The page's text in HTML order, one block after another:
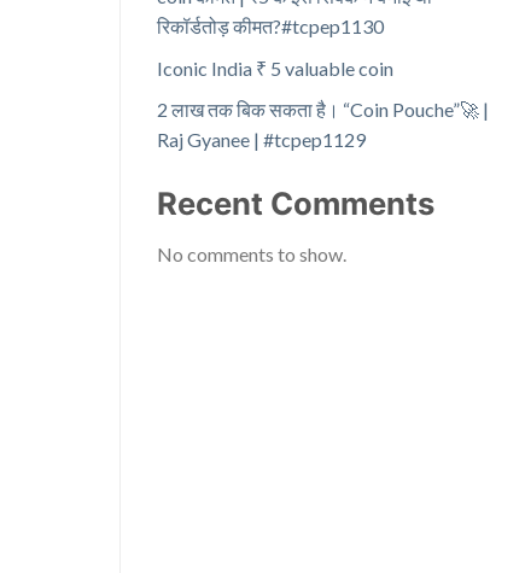
रिकॉर्डतोड़ कीमत?#tcpep1130
Iconic India ₹ 5 valuable coin
2 लाख तक बिक सकता है। “Coin Pouche”🚀 |
Raj Gyanee | #tcpep1129
Recent Comments
No comments to show.